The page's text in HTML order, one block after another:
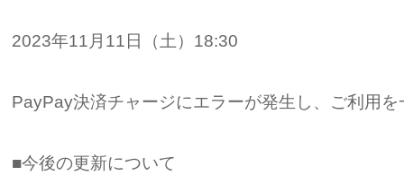
2023年11月11日（土）18:30
PayPay決済チャージにエラーが発生し、ご利用
■今後の更新について